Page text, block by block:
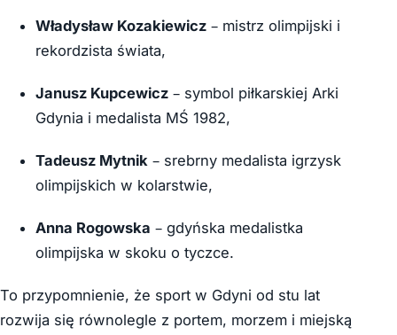
Władysław Kozakiewicz – mistrz olimpijski i
rekordzista świata,
Janusz Kupcewicz – symbol piłkarskiej Arki
Gdynia i medalista MŚ 1982,
Tadeusz Mytnik – srebrny medalista igrzysk
olimpijskich w kolarstwie,
Anna Rogowska – gdyńska medalistka
olimpijska w skoku o tyczce.
To przypomnienie, że sport w Gdyni od stu lat
rozwija się równolegle z portem, morzem i miejską